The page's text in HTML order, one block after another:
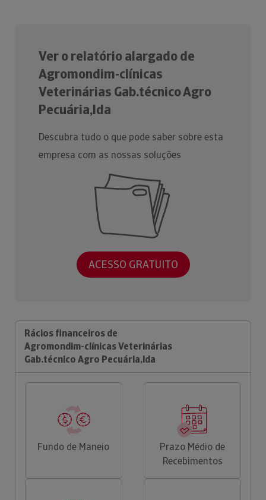
Ver o relatório alargado de
Agromondim-clínicas
Veterinárias Gab.técnico Agro
Pecuária,lda
Descubra tudo o que pode saber sobre esta
empresa com as nossas soluções
ACESSO GRATUITO
Rácios financeiros de
Agromondim-clínicas Veterinárias
Gab.técnico Agro Pecuária,lda
Fundo de Maneio
Prazo Médio de
Recebimentos